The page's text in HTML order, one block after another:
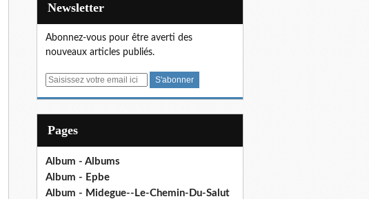
Newsletter
Abonnez-vous pour être averti des
nouveaux articles publiés.
E
Pages
Album - Albums
Album - Epbe
Album - Midegue--Le-Chemin-Du-Salut